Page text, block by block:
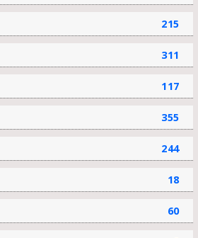
215
311
117
355
244
18
60